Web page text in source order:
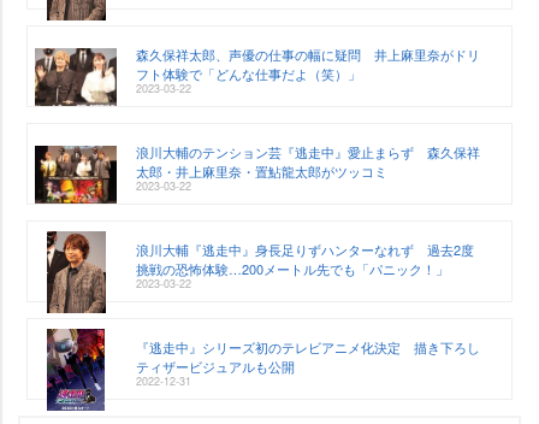
森久保祥太郎、声優の仕事の幅に疑問 井上麻里奈がドリ
フト体験で「どんな仕事だよ（笑）」
2023-03-22
浪川大輔のテンション芸『逃走中』愛止まらず 森久保祥
太郎・井上麻里奈・置鮎龍太郎がツッコミ
2023-03-22
浪川大輔『逃走中』身長足りずハンターなれず 過去2度
挑戦の恐怖体験…200メートル先でも「パニック！」
2023-03-22
『逃走中』シリーズ初のテレビアニメ化決定 描き下ろし
ティザービジュアルも公開
2022-12-31